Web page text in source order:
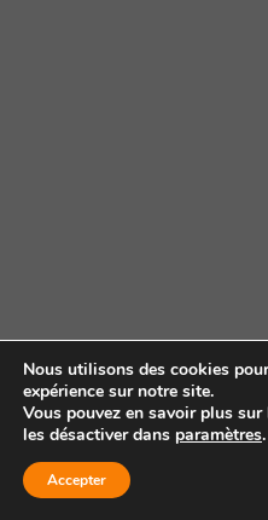
Nous utilisons des cookies
expérience sur notre site.
Vous pouvez en savoir plus
les désactiver dans paramètres.
Accepter